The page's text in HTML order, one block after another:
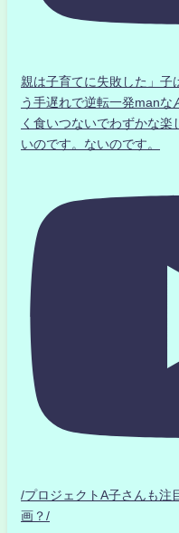
親は子育てに失敗した」子
う手遅れで逆転一発manな
く食いつないでわずかな
いのです。ないのです。
/プロジェクトA子さんも
画？/